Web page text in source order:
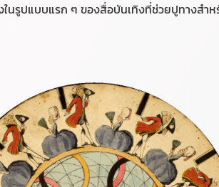
ในรูปแบบแรก ๆ ของสื่อบันเทิงที่ช่วยปูทางส